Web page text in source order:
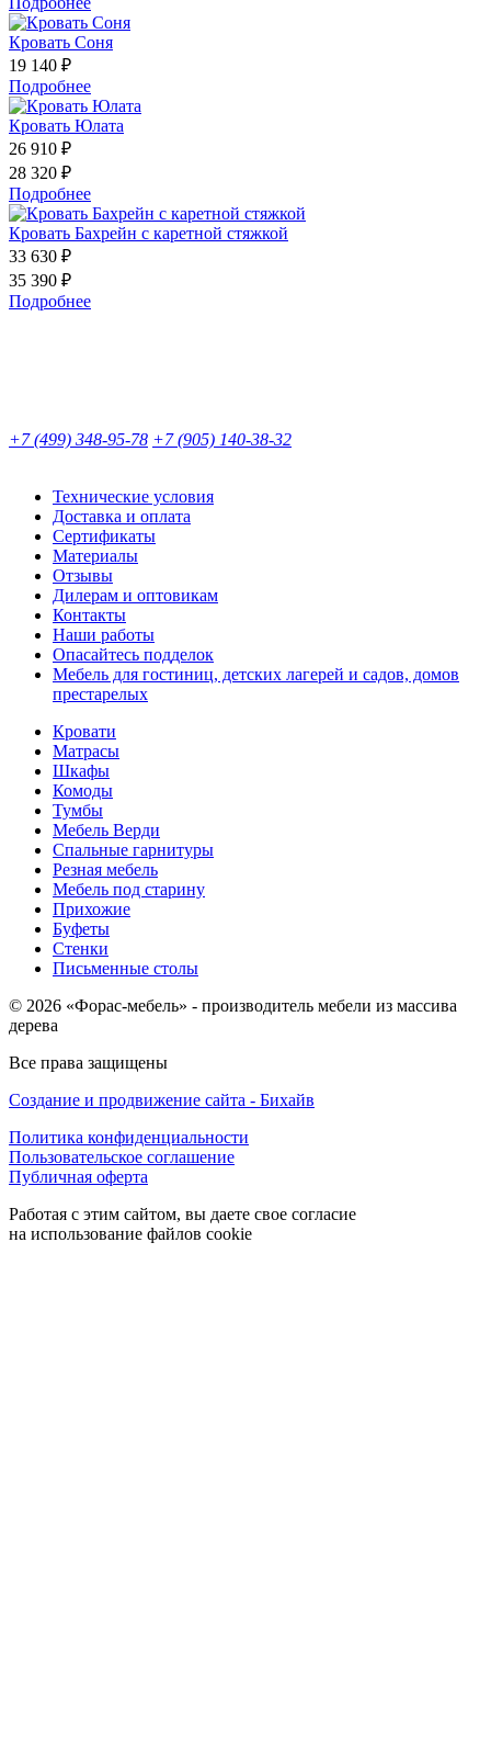
Кровать Соня
19 140 ₽
Подробнее
Кровать Юлата
26 910 ₽
28 320 ₽
Подробнее
Кровать Бахрейн с каретной стяжкой
33 630 ₽
35 390 ₽
Подробнее
+7 (499) 348-95-78 +7 (905) 140-38-32
Технические условия
Доставка и оплата
Сертификаты
Материалы
Отзывы
Дилерам и оптовикам
Контакты
Наши работы
Опасайтесь подделок
Мебель для гостиниц, детских лагерей и садов, домов
престарелых
Кровати
Матрасы
Шкафы
Комоды
Тумбы
Мебель Верди
Спальные гарнитуры
Резная мебель
Мебель под старину
Прихожие
Буфеты
Стенки
Письменные столы
© 2026 «Форас-мебель» - производитель мебели из массива
дерева
Все права защищены
Создание и продвижение сайта - Бихайв
Политика конфиденциальности
Пользовательское соглашение
Публичная оферта
Работая с этим сайтом, вы даете свое согласие
на использование файлов cookie